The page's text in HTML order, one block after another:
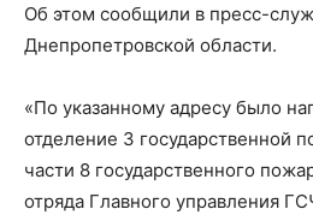
Об этом сообщили в пресс-
Днепропетровской области.
«По указанному адресу было
отделение 3 государственной
части 8 государственного
отряда Главного управления